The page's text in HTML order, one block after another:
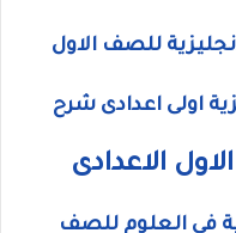
للصف الاول
اولى اعدادى شرح
الاعدادى
فى العلوم للصف